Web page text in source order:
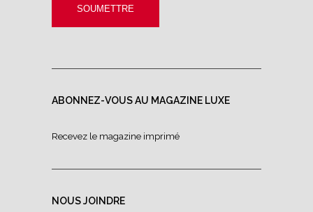
ABONNEZ-VOUS AU MAGAZINE LUXE
Recevez le magazine imprimé
NOUS JOINDRE